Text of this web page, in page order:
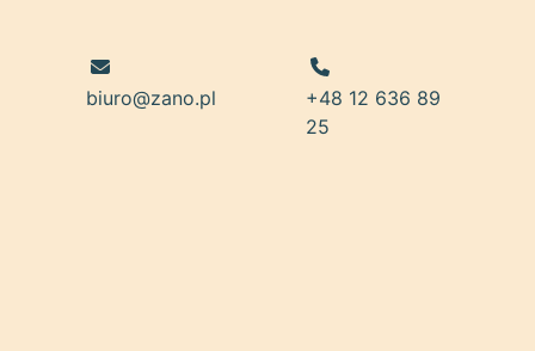
biuro@zano.pl
+48 12 636 89
25